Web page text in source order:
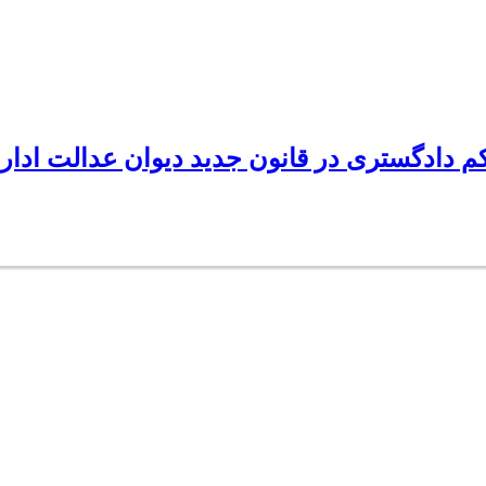
دادگستری در قانون جدید دیوان عدالت